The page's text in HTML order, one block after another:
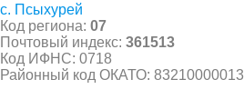
с. Псыхурей
Код региона: 07
Почтовый индекс: 361513
Код ИФНС: 0718
Районный код ОКАТО: 83210000013